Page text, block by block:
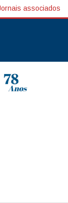
associados